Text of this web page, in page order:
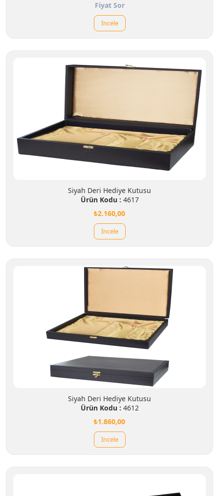
Fiyat Sor
İncele
Siyah Deri Hediye Kutusu
Ürün Kodu : 4617
₺2.160,00
İncele
Siyah Deri Hediye Kutusu
Ürün Kodu : 4612
₺1.860,00
İncele